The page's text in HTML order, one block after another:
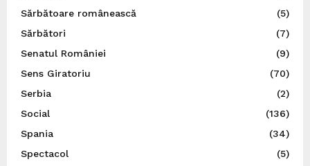
Sărbătoare românească
(5)
Sărbători
(7)
Senatul României
(9)
Sens Giratoriu
(70)
Serbia
(2)
Social
(136)
Spania
(34)
Spectacol
(5)